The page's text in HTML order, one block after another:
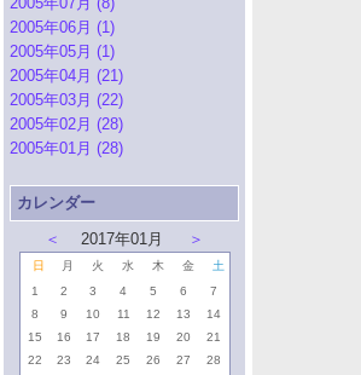
2005年06月 (1)
2005年05月 (1)
2005年04月 (21)
2005年03月 (22)
2005年02月 (28)
2005年01月 (28)
カレンダー
＜
2017年01月 ＞
日 月 火 水 木 金
土
1
2 3 4 5 6
7
8
9 10 11 12 13
14
15
16 17 18 19 20
21
22
23 24 25 26 27
28